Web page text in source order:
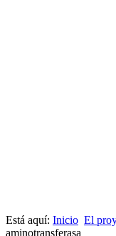
Está aquí: Inicio El
aminotransferasa